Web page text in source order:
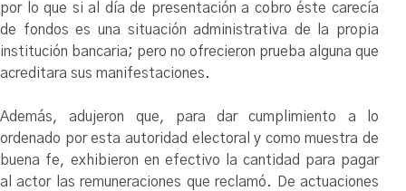
por lo que si al día de presentación a cobro éste carecía
de fondos es una situación administrativa de la propia
institución bancaria; pero no ofrecieron prueba alguna que
acreditara sus manifestaciones.
Además, adujeron que, para dar cumplimiento a lo
ordenado por esta autoridad electoral y como muestra de
buena fe, exhibieron en efectivo la cantidad para pagar
al actor las remuneraciones que reclamó. De actuaciones